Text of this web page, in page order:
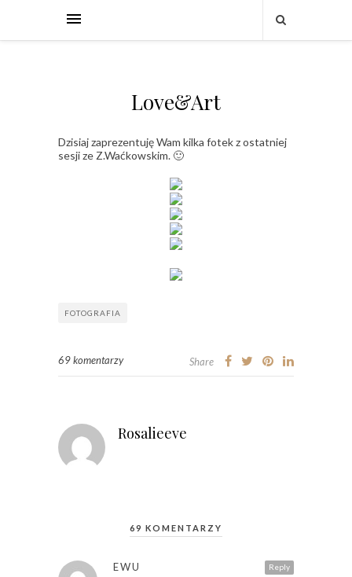
Love&Art
Dzisiaj zaprezentuję Wam kilka fotek z ostatniej
sesji ze Z.Waćkowskim. 🙂
FOTOGRAFIA
69 komentarzy Share
Rosalieeve
69 KOMENTARZY
Reply
EWU